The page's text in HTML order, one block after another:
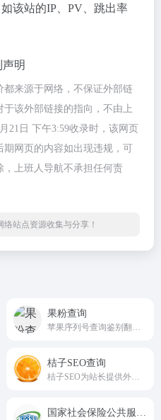
该站的IP、PV、跳出率
明
来源于网络，不保证外部链
该外部链接的指向，不由上
21日 下午3:59收录时，该网页
网页的内容如出现违规，可
，上班人导航不承担任何责
络站点资源收集与分享！
果粉查询
桔子SEO查询